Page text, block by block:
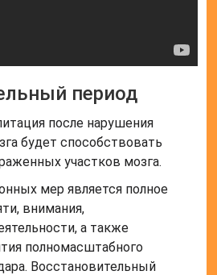
период
после нарушения
будет способствовать
участков мозга.
мер является полное
внимания,
а также
полномасштабного
Восстановительный